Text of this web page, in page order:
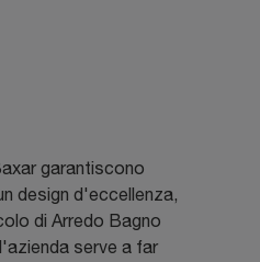
garantiscono
design d'eccellenza,
di Arredo Bagno
serve a far